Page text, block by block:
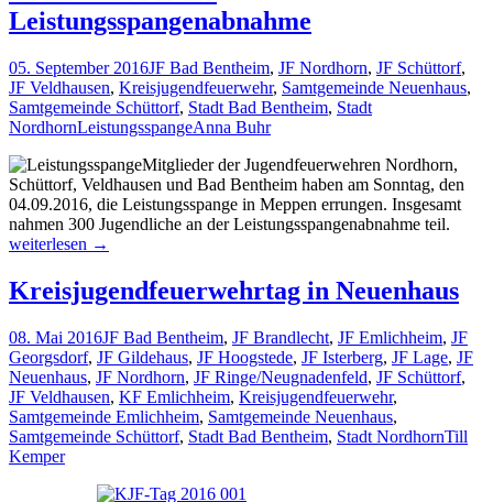
Geschicklichkeitsspiele
Leistungsspangenabnahme
05. September 2016JF Bad Bentheim, JF Nordhorn, JF Schüttorf,
JF Veldhausen, Kreisjugendfeuerwehr, Samtgemeinde Neuenhaus,
Samtgemeinde Schüttorf, Stadt Bad Bentheim, Stadt
NordhornLeistungsspangeAnna Buhr
Mitglieder der Jugendfeuerwehren Nordhorn,
Schüttorf, Veldhausen und Bad Bentheim haben am Sonntag, den
04.09.2016, die Leistungsspange in Meppen errungen. Insgesamt
nahmen 300 Jugendliche an der Leistungsspangenabnahme teil.
Erfolg
alle
vier
aus
der
Grafschaft
bei
der
Leistungsspangenabnahme
weiterlesen →
Kreisjugendfeuerwehrtag in Neuenhaus
08. Mai 2016JF Bad Bentheim, JF Brandlecht, JF Emlichheim, JF
Georgsdorf, JF Gildehaus, JF Hoogstede, JF Isterberg, JF Lage, JF
Neuenhaus, JF Nordhorn, JF Ringe/Neugnadenfeld, JF Schüttorf,
JF Veldhausen, KF Emlichheim, Kreisjugendfeuerwehr,
Samtgemeinde Emlichheim, Samtgemeinde Neuenhaus,
Samtgemeinde Schüttorf, Stadt Bad Bentheim, Stadt NordhornTill
Kemper